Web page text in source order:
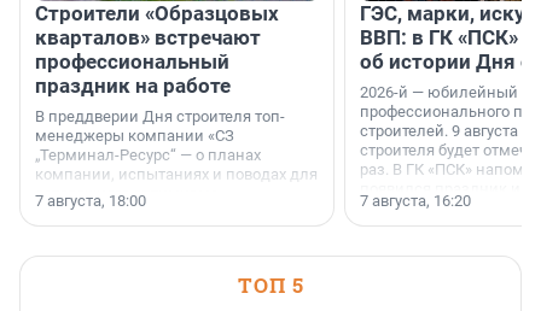
Строители «Образцовых
кварталов» встречают
профессиональный
праздник на работе
В преддверии Дня строителя топ-
менеджеры компании «СЗ
„Терминал-Ресурс“ — о планах
компании, испытаниях и поводах для
осторожного оптимизма.
7 августа, 18:00
ГЭС, марки,
ВВП: в ГК «ПСК»
об истории Дня
2026-й — юбилейный
профессионального
строителей. 9 августа
строителя будет
раз. В ГК «ПСК»
поменялась роль
7 августа, 16:20
ТОП 5